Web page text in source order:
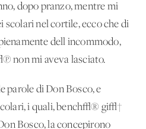
dopo pranzo, mentre mi
nel cortile, ecco che di
dell'incommodo,
non mi aveva lasciato.
parole di Don Bosco, e
i quali, bench√® gi√†
Bosco, la concepirono